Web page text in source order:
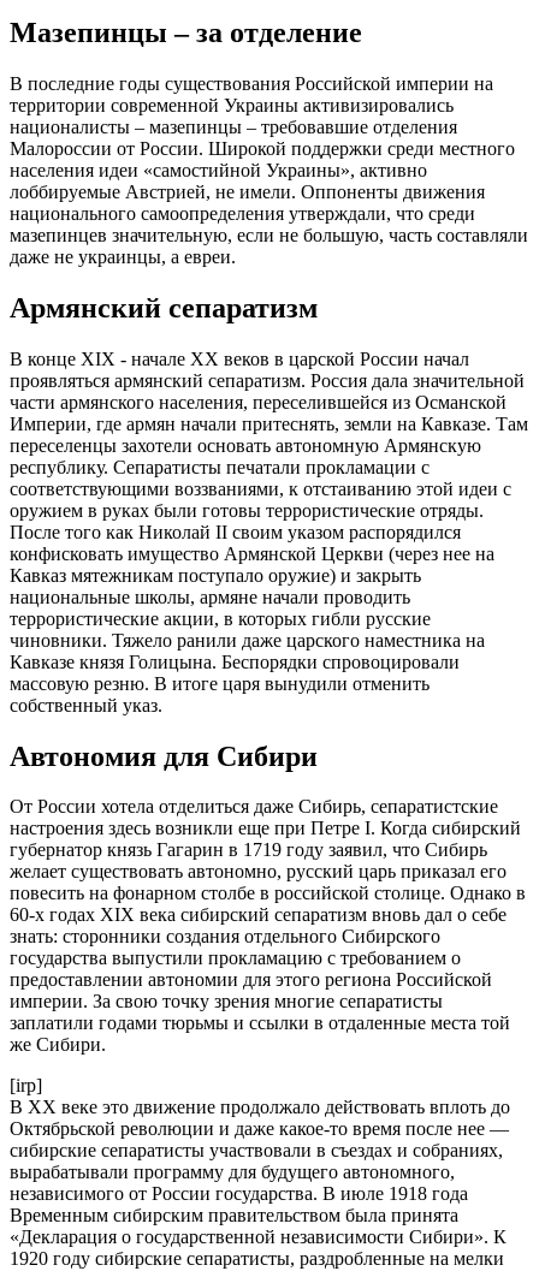
Мазепинцы – за отделение
В последние годы существования Российской империи на
территории современной Украины активизировались
националисты – мазепинцы – требовавшие отделения
Малороссии от России. Широкой поддержки среди местного
населения идеи «самостийной Украины», активно
лоббируемые Австрией, не имели. Оппоненты движения
национального самоопределения утверждали, что среди
мазепинцев значительную, если не большую, часть составляли
даже не украинцы, а евреи.
Армянский сепаратизм
В конце XIX - начале XX веков в царской России начал
проявляться армянский сепаратизм. Россия дала значительной
части армянского населения, переселившейся из Османской
Империи, где армян начали притеснять, земли на Кавказе. Там
переселенцы захотели основать автономную Армянскую
республику. Сепаратисты печатали прокламации с
соответствующими воззваниями, к отстаиванию этой идеи с
оружием в руках были готовы террористические отряды.
После того как Николай II своим указом распорядился
конфисковать имущество Армянской Церкви (через нее на
Кавказ мятежникам поступало оружие) и закрыть
национальные школы, армяне начали проводить
террористические акции, в которых гибли русские
чиновники. Тяжело ранили даже царского наместника на
Кавказе князя Голицына. Беспорядки спровоцировали
массовую резню. В итоге царя вынудили отменить
собственный указ.
Автономия для Сибири
От России хотела отделиться даже Сибирь, сепаратистские
настроения здесь возникли еще при Петре I. Когда сибирский
губернатор князь Гагарин в 1719 году заявил, что Сибирь
желает существовать автономно, русский царь приказал его
повесить на фонарном столбе в российской столице. Однако в
60-х годах XIX века сибирский сепаратизм вновь дал о себе
знать: сторонники создания отдельного Сибирского
государства выпустили прокламацию с требованием о
предоставлении автономии для этого региона Российской
империи. За свою точку зрения многие сепаратисты
заплатили годами тюрьмы и ссылки в отдаленные места той
же Сибири.
[irp]
В XX веке это движение продолжало действовать вплоть до
Октябрьской революции и даже какое-то время после нее —
сибирские сепаратисты участвовали в съездах и собраниях,
вырабатывали программу для будущего автономного,
независимого от России государства. В июле 1918 года
Временным сибирским правительством была принята
«Декларация о государственной независимости Сибири». К
1920 году сибирские сепаратисты, раздробленные на мелки